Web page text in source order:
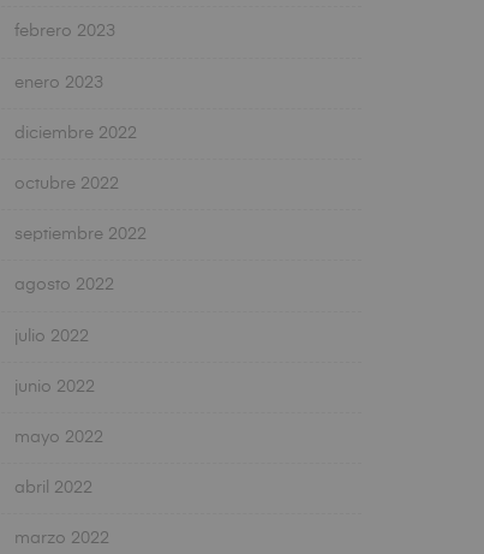
febrero 2023
enero 2023
diciembre 2022
octubre 2022
septiembre 2022
agosto 2022
julio 2022
junio 2022
mayo 2022
abril 2022
marzo 2022